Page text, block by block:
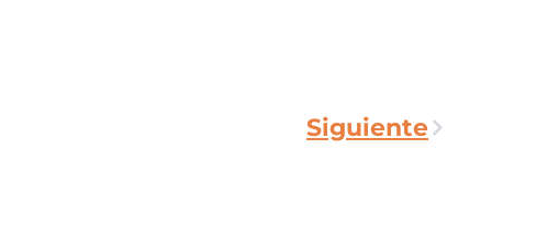
Siguiente